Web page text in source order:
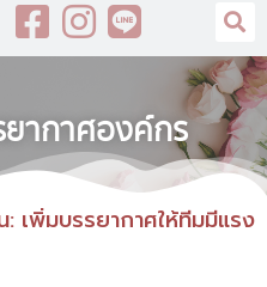
ยากาศองค์กร
เพิ่มบรรยากาศให้ทีมมีแรง